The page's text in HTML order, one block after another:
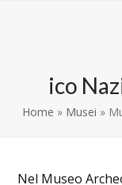
ico
Home » Musei »
Nel Museo